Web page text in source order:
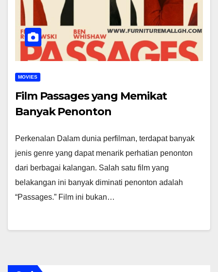
MOVIES
Film Passages yang Memikat
Banyak Penonton
Perkenalan Dalam dunia perfilman, terdapat banyak
jenis genre yang dapat menarik perhatian penonton
dari berbagai kalangan. Salah satu film yang
belakangan ini banyak diminati penonton adalah
“Passages.” Film ini bukan…